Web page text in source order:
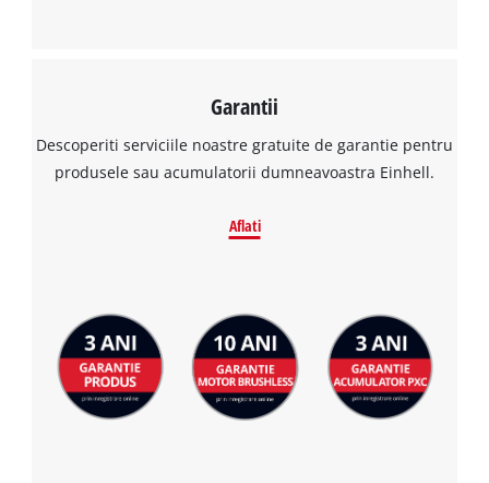
Garantii
Descoperiti serviciile noastre gratuite de garantie pentru
produsele sau acumulatorii dumneavoastra Einhell.
Aflati